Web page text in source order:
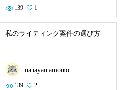
139 1
私のライティング案件の選び方
nanayamamomo
139 2